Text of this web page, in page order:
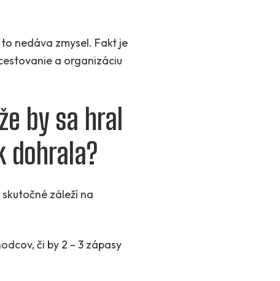
nedáva zmysel. Fakt je
a organizáciu
by sa hral
dohrala?
záleží na
či by 2 – 3 zápasy